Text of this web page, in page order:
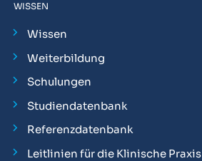
WISSEN
Wissen
Weiterbildung
Schulungen
Studiendatenbank
Referenzdatenbank
Leitlinien für die Klinische Praxis